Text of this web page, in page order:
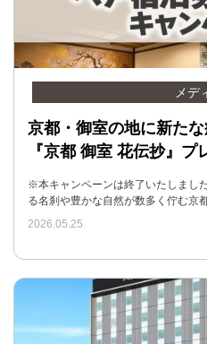
メデ
京都・御室の地に新たな
『京都 御室 花伝抄』
※本キャンペーンは終了いたしまし
る名刹や豊かな自然が数多く佇む京
2026.05.25